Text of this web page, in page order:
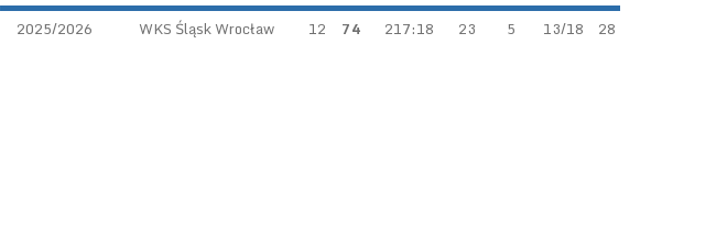
2025/2026 WKS Śląsk Wrocław 12 74 217:18 23 5 13/18 28